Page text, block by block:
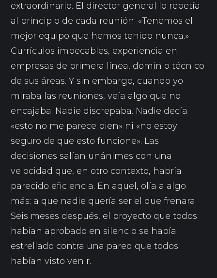
extraordinario. El director general lo repetía
al principio de cada reunión: «Tenemos el
mejor equipo que hemos tenido nunca.»
Currículos impecables, experiencia en
empresas de primera línea, dominio técnico
de sus áreas. Y sin embargo, cuando yo
miraba las reuniones, veía algo que no
encajaba. Nadie discrepaba. Nadie decía
«esto no me parece bien» ni «no estoy
seguro de que esto funcione». Las
decisiones salían unánimes con una
velocidad que, en otro contexto, habría
parecido eficiencia. En aquel, olía a algo
más: a que nadie quería ser el que frenara.
Seis meses después, el proyecto que todos
habían aprobado en silencio se había
estrellado contra una pared que todos
habían visto venir.